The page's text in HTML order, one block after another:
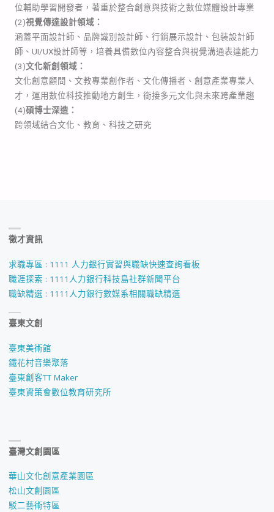
位輔助學習開發者，著重於整合創意與技術之數位媒體設計專業
(2)視覺傳達設計領域：
涵蓋平面設計師、品牌識別設計師、行銷展示設計、包裝設計師
師、UI/UX設計師等，培養具備數位內容整合與視覺溝通表達能力
(3)文化新創領域：
文化創意顧問、文教專業創作者、文化傳播者、創意產業專業人
才，運用數位科技推動地方創生，銜接多元文化與未來跨產業趨
(4)碩博士深造：
跨領域結合文化、教育、科技之研究
徵才資訊
求職專區 : 1111 人力銀行實習與職缺快速查詢看板
職涯探索 : 1111人力銀行科技島社群新聞平台
職缺精選 : 1111人力銀行數媒系相關職缺精選
臺東文創
臺東美術館
鐵花村音樂聚落
臺東創客TT Maker
臺東資策會數位教育研究所
臺灣文創園區
華山文化創意產業園區
松山文創園區
駁二藝術特區